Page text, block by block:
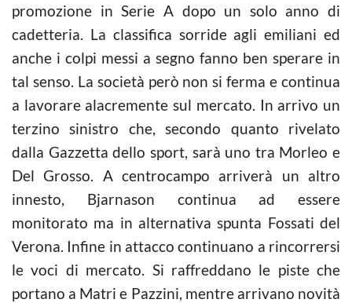
promozione in Serie A dopo un solo anno di
cadetteria. La classifica sorride agli emiliani ed
anche i colpi messi a segno fanno ben sperare in
tal senso. La società però non si ferma e continua
a lavorare alacremente sul mercato. In arrivo un
terzino sinistro che, secondo quanto rivelato
dalla Gazzetta dello sport, sarà uno tra Morleo e
Del Grosso. A centrocampo arriverà un altro
innesto, Bjarnason continua ad essere
monitorato ma in alternativa spunta Fossati del
Verona. Infine in attacco continuano a rincorrersi
le voci di mercato. Si raffreddano le piste che
portano a Matri e Pazzini, mentre arrivano novità